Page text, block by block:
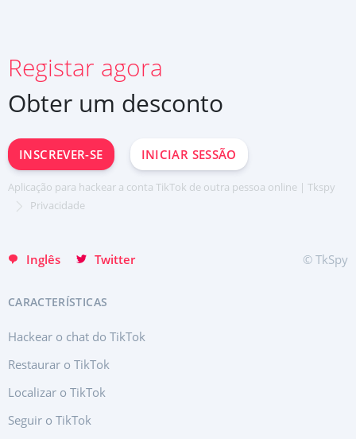
Registar agora
Obter um desconto
INSCREVER-SE INICIAR SESSÃO
Aplicação para hackear a conta TikTok de outra pessoa online | Tkspy
Privacidade
Inglês
Deutsch
Español
中文
日本
English
Хинди हिन्दी
Italiano
Twitter © TkSpy
CARACTERÍSTICAS
Hackear o chat do TikTok
Restaurar o TikTok
Localizar o TikTok
Seguir o TikTok